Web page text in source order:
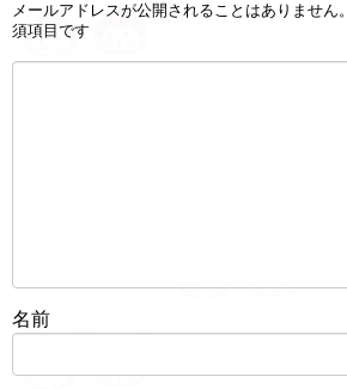
メールアドレスが公開されることはありません。
須項目です
名前